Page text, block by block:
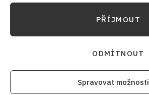
PŘÍJMOUT
ODMÍTNOUT
Spravovat možnosti